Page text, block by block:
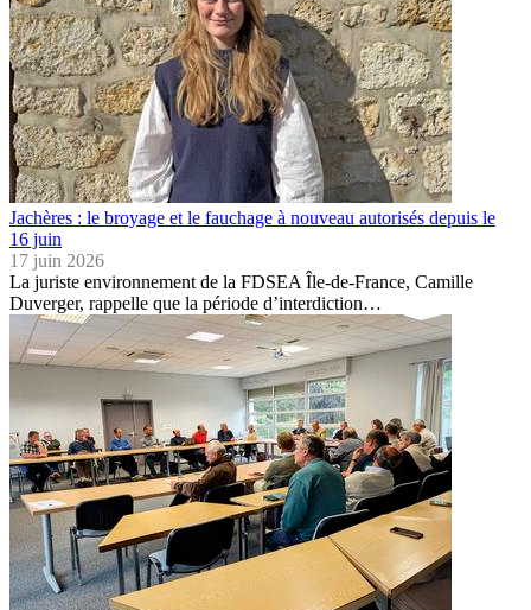
Jachères : le broyage et le fauchage à nouveau autorisés depuis le
16 juin
17 juin 2026
La juriste environnement de la FDSEA Île-de-France, Camille
Duverger, rappelle que la période d’interdiction…